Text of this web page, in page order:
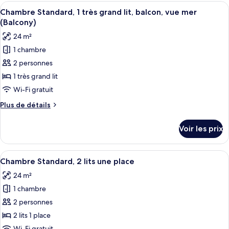
très
grand
lit
(View)
de
chambre
Chambre
Standard,
très
grand
lit
Afficher
toutes
les
photos
pour
ce
type
de
chambre :
Chambre
1
très
grand
lit,
balcon,
vue
mer
(Balcony)
Une chambre d’hôtel moderne
7
Chambre Standard, 1 très grand lit, balcon, vue mer
(Balcony)
24 m²
1 chambre
2 personnes
1 très grand lit
Wi-Fi gratuit
Plus de détails
Plus
le
type
de
Chambre
Standard,
très
grand
lit,
Voir les prix
Afficher
toutes
les
photos
pour
ce
type
Une chambre double avec deux lits,
5
Chambre Standard, 2 lits une place
24 m²
1 chambre
2 personnes
2 lits 1 place